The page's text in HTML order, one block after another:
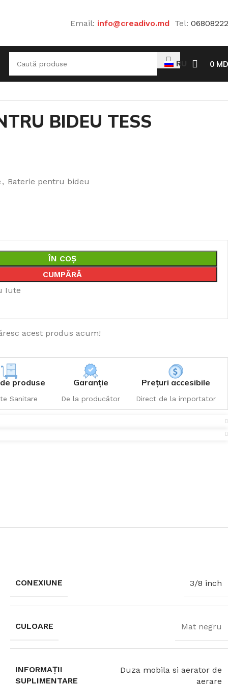
Email: info@creadivo.md Tel:
RU 0
BIDEU TESS
, Baterie pentru bideu
ÎN COȘ
CUMPĂRĂ
Iute
acest produs acum!
produse
Sanitare
Garanție
De la producător
Prețuri accesibile
Direct de la importator
CONEXIUNE 3/8 inch
CULOARE Mat negru
INFORMAȚII
SUPLIMENTARE
Duza mobila si aerator de
aerare